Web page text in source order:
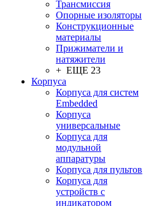
Трансмиссия
Опорные изоляторы
Конструкционные
материалы
Прижиматели и
натяжители
+ ЕЩЕ 23
Корпуса
Корпуса для систем
Embedded
Корпуса
универсальные
Корпуса для
модульной
аппаратуры
Корпуса для пультов
Корпуса для
устройств с
индикатором